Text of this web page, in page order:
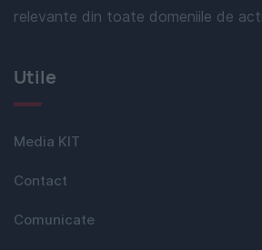
relevante din toate domeniile de
Utile
Media KIT
Contact
Comunicate